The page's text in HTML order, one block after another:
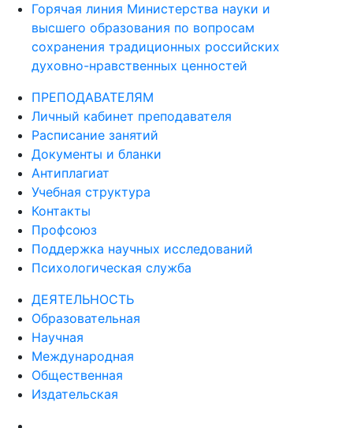
Горячая линия Министерства науки и
высшего образования по вопросам
сохранения традиционных российских
духовно-нравственных ценностей
ПРЕПОДАВАТЕЛЯМ
Личный кабинет преподавателя
Расписание занятий
Документы и бланки
Антиплагиат
Учебная структура
Контакты
Профсоюз
Поддержка научных исследований
Психологическая служба
ДЕЯТЕЛЬНОСТЬ
Образовательная
Научная
Международная
Общественная
Издательская